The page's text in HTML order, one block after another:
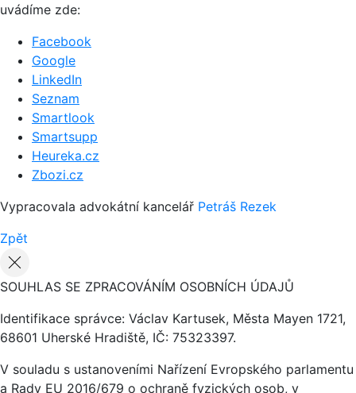
uvádíme zde:
Facebook
Google
LinkedIn
Seznam
Smartlook
Smartsupp
Heureka.cz
Zbozi.cz
Vypracovala advokátní kancelář Petráš Rezek
Zpět
SOUHLAS SE ZPRACOVÁNÍM OSOBNÍCH ÚDAJŮ
Identifikace správce: Václav Kartusek, Města Mayen 1721,
68601 Uherské Hradiště, IČ: 75323397.
V souladu s ustanoveními Nařízení Evropského parlamentu
a Rady EU 2016/679 o ochraně fyzických osob, v